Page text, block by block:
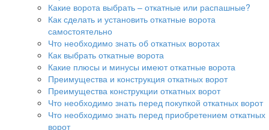
Какие ворота выбрать – откатные или распашные?
Как сделать и установить откатные ворота
самостоятельно
Что необходимо знать об откатных воротах
Как выбрать откатные ворота
Какие плюсы и минусы имеют откатные ворота
Преимущества и конструкция откатных ворот
Преимущества конструкции откатных ворот
Что необходимо знать перед покупкой откатных ворот
Что необходимо знать перед приобретением откатных
ворот